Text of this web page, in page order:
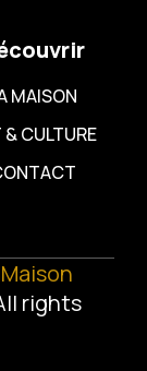
MAISON
& CULTURE
Maison
rights